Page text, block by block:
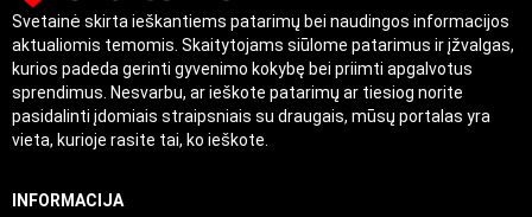
Svetainė skirta ieškantiems patarimų bei naudingos informacijos
aktualiomis temomis. Skaitytojams siūlome patarimus ir įžvalgas,
kurios padeda gerinti gyvenimo kokybę bei priimti apgalvotus
sprendimus. Nesvarbu, ar ieškote patarimų ar tiesiog norite
pasidalinti įdomiais straipsniais su draugais, mūsų portalas yra
vieta, kurioje rasite tai, ko ieškote.
INFORMACIJA